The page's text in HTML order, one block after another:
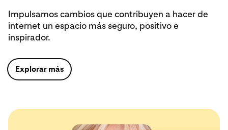
Impulsamos cambios que contribuyen a hacer de
internet un espacio más seguro, positivo e
inspirador.
Explorar más